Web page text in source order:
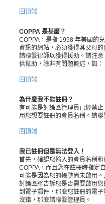
回頂端
COPPA 是甚麼？
COPPA，是指 1998 年美國的
資訊的網站，必須獲得其父母
請聯繫律師以獲得援助。請注
供幫助，除非有問題概述，如
回頂端
為什麼我不能註冊？
有可能是討論區管理員已經禁
用您想要註冊的會員名稱。請
回頂端
我已註冊但是無法登入！
首先，確認您輸入的會員名稱
COPPA，而且您在註冊時指定
可能是因為您的帳號尚未啟用
討論區將告訴您是否需要啟用
到電子郵件，那麼您註冊的電
沒錯，那麼請聯繫管理員。